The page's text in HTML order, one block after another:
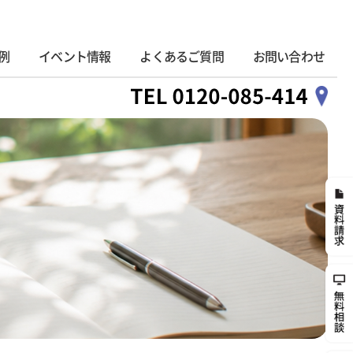
イベント情報 よくあるご質問 お問い合わせ